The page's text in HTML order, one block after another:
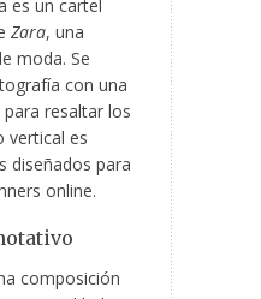
es un cartel
Zara, una
moda. Se
con una
resaltar los
vertical es
diseñados para
online.
composición